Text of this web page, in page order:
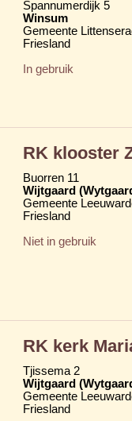
Spannumerdijk 5
Winsum
Gemeente
Friesland
In gebruik
RK klooster
Buorren 11
Wijtgaard
Gemeente
Friesland
Niet in gebruik
RK kerk
Tjissema 2
Wijtgaard
Gemeente
Friesland